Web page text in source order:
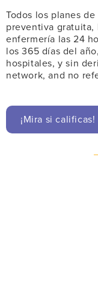
Todos los planes
preventiva gratuita,
enfermería las 24
los 365 días del
hospitales, y sin
network, and no
¡Mira si calificas!